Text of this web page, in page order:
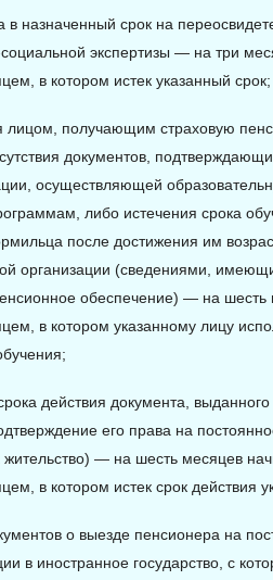
в назначенный срок на
экспертизы — на три
в котором истек указанный срок;
лицом, получающим страховую
документов,
осуществляющей
либо истечения срока
после достижения им
организации (сведениями,
обеспечение) — на шесть
в котором указанному лицу
действия документа,
его права на
— на шесть месяцев
в котором истек срок действия
о выезде пенсионера на
в иностранное государство, с